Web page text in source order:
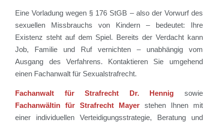
Eine Vorladung wegen § 176 StGB – also der Vorwurf des
sexuellen Missbrauchs von Kindern – bedeutet: Ihre
Existenz steht auf dem Spiel. Bereits der Verdacht kann
Job, Familie und Ruf vernichten – unabhängig vom
Ausgang des Verfahrens. Kontaktieren Sie umgehend
einen Fachanwalt für Sexualstrafrecht.
Fachanwalt für Strafrecht Dr. Hennig sowie
Fachanwältin für Strafrecht Mayer stehen Ihnen mit
einer individuellen Verteidigungsstrategie, Beratung und